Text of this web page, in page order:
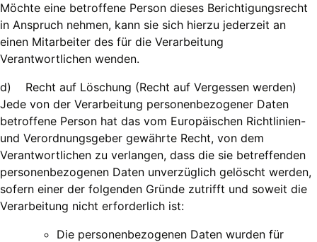
Möchte eine betroffene Person dieses Berichtigungsrecht
in Anspruch nehmen, kann sie sich hierzu jederzeit an
einen Mitarbeiter des für die Verarbeitung
Verantwortlichen wenden.
d) Recht auf Löschung (Recht auf Vergessen werden)
Jede von der Verarbeitung personenbezogener Daten
betroffene Person hat das vom Europäischen Richtlinien-
und Verordnungsgeber gewährte Recht, von dem
Verantwortlichen zu verlangen, dass die sie betreffenden
personenbezogenen Daten unverzüglich gelöscht werden,
sofern einer der folgenden Gründe zutrifft und soweit die
Verarbeitung nicht erforderlich ist:
Die personenbezogenen Daten wurden für